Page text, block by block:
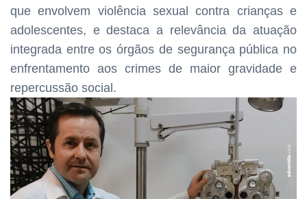
que envolvem violência sexual contra crianças e
adolescentes, e destaca a relevância da atuação
integrada entre os órgãos de segurança pública no
enfrentamento aos crimes de maior gravidade e
repercussão social.